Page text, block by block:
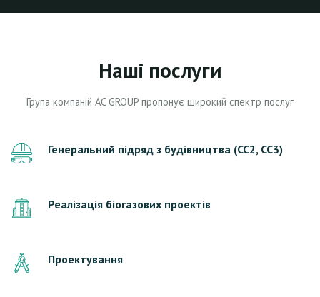
Наші послуги
Група компаній AC GROUP пропонує широкий спектр послуг
Генеральний підряд з будівництва (СС2, СС3)
Реалізація біогазових проектів
Проектування